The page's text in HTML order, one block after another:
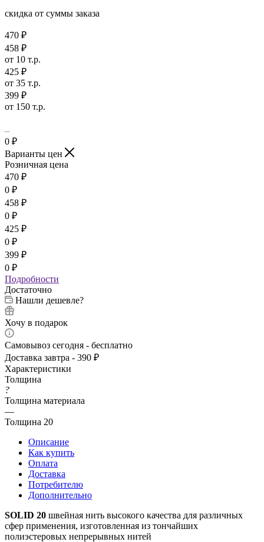
470 ₽
458 ₽
от 10 т.р.
425 ₽
от 35 т.р.
399 ₽
0₽
Варианты цен
Розничная цена
470
0₽
458
0₽
425
0₽
399
0₽
Подробности
Достаточно
Хочу в подарок
Самовывоз сегодня - бесплатно
Доставка завтра - 390 ₽
Характеристики
Толщина
?
Толщина материала
—
Описание
Как купить
Оплата
Доставка
Потребителю
SOLID20швейная нить высокого качества для различных
сфер применения, изготовленная из тончайших